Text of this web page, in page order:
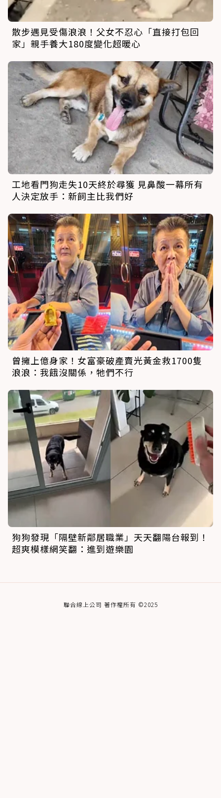
散步遇見受傷浪浪！父女不忍心「直接打包回
家」親手養大180度變化超暖心
工地看門狗走失10天終於尋獲 見鼻酸一幕所有
人決定放手：新飼主比我們好
曾擁上億身家！女富豪破產賣光黃金救1700隻
浪浪：我餓沒關係，牠們不行
狗狗發現「隔壁新鄰居職業」天天翻陽台報到！
超爽模樣網笑翻：進到遊樂園
聯合線上公司 著作權所有 ©2025